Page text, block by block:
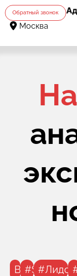
Обратный звонок
Москва
Все#SEO